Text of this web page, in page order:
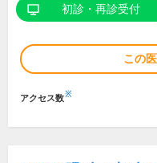
初診・再診受付
この
アクセス数※